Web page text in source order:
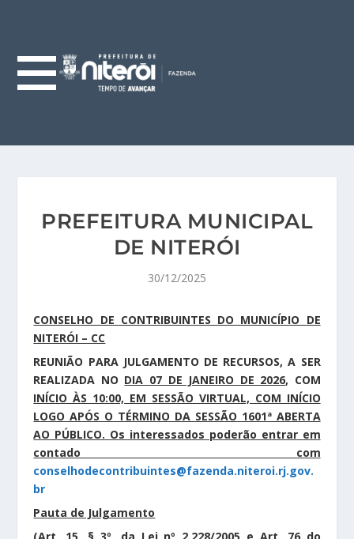
PREFEITURA MUNICIPAL
DE NITERÓI
30/12/2025
CONSELHO DE CONTRIBUINTES DO MUNICÍPIO DE
NITERÓI – CC
REUNIÃO PARA JULGAMENTO DE RECURSOS, A SER
REALIZADA NO DIA 07 DE JANEIRO DE 2026, COM
INÍCIO ÀS 10:00, EM SESSÃO VIRTUAL, COM INÍCIO
LOGO APÓS O TÉRMINO DA SESSÃO 1601ª ABERTA
AO PÚBLICO. Os interessados poderão entrar em
contado com
conselhodecontribuintes@fazenda.niteroi.rj.gov.
br
Pauta de Julgamento